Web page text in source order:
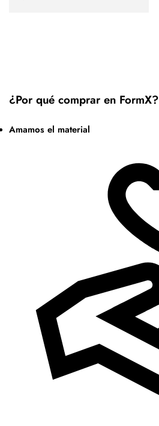
¿Por qué comprar en FormX?
Amamos el material